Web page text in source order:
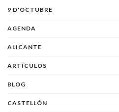
9 D'OCTUBRE
AGENDA
ALICANTE
ARTÍCULOS
BLOG
CASTELLÓN